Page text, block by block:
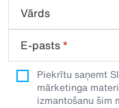
Vārds
E-pasts*
Piekrītu saņemt
mārketinga
izmantošanu šim